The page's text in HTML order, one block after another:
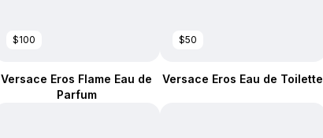
$100
Versace Eros Flame Eau de
Parfum
$50
Versace Eros Eau de Toilette